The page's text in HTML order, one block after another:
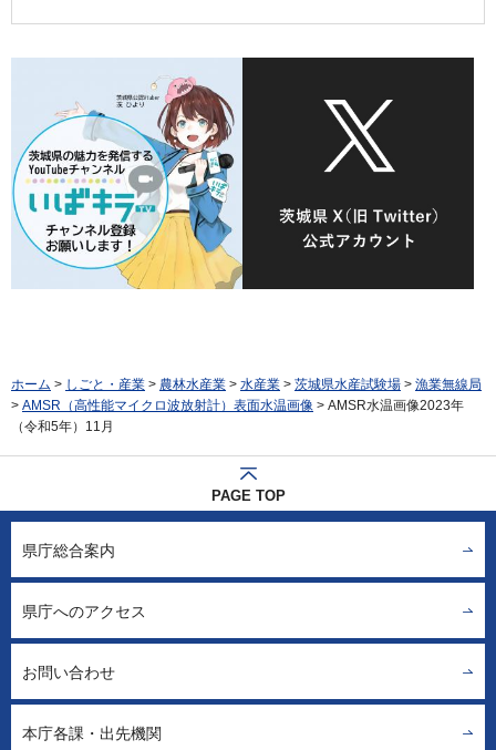
ホーム > しごと・産業 > 農林水産業 > 水産業 > 茨城県水産試験場 > 漁業無線局
> AMSR（高性能マイクロ波放射計）表面水温画像 > AMSR水温画像2023年
（令和5年）11月
PAGE TOP
県庁総合案内
県庁へのアクセス
お問い合わせ
本庁各課・出先機関